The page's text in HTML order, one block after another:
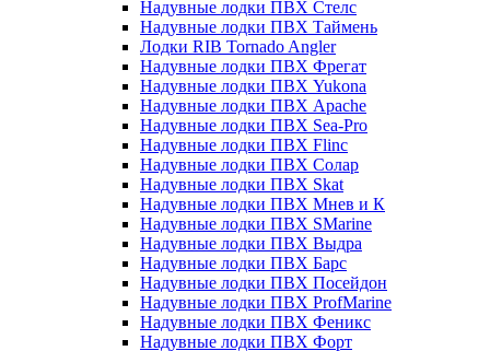
Надувные лодки ПВХ Стелс
Надувные лодки ПВХ Таймень
Лодки RIB Tornado Angler
Надувные лодки ПВХ Фрегат
Надувные лодки ПВХ Yukona
Надувные лодки ПВХ Apache
Надувные лодки ПВХ Sea-Pro
Надувные лодки ПВХ Flinc
Надувные лодки ПВХ Солар
Надувные лодки ПВХ Skat
Надувные лодки ПВХ Мнев и К
Надувные лодки ПВХ SMarine
Надувные лодки ПВХ Выдра
Надувные лодки ПВХ Барс
Надувные лодки ПВХ Посейдон
Надувные лодки ПВХ ProfMarine
Надувные лодки ПВХ Феникс
Надувные лодки ПВХ Форт